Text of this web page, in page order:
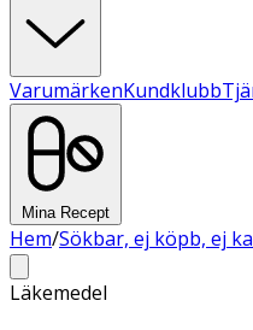
VarumärkenKundklubb
Mina Recept
Hem/Sökbar, ej köpb, ej
Läkemedel